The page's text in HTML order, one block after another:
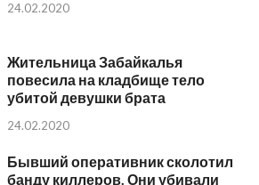
24.02.2020
Жительница Забайкалья
повесила на кладбище тело
убитой девушки брата
24.02.2020
Бывший оперативник сколотил
банду киллеров. Они убивали